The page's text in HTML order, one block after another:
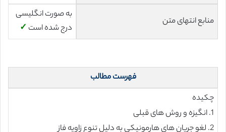
منابع انتهای متن
به صورت انگلیسی
درج شده است ✓
فهرست مطالب
چکیده
1. انگیزه و روش های قبلی
2. لغو جریان های هارمونیکی به دلیل تنوع زاویه فاز